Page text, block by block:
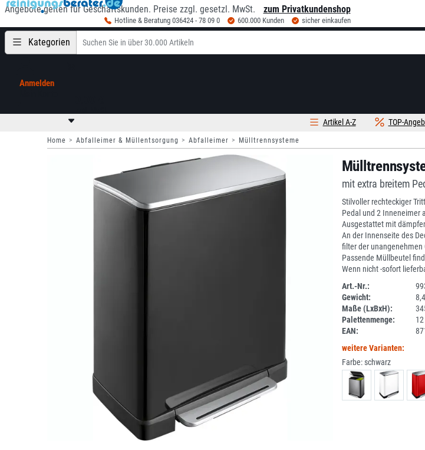
Angebote gelten für Geschäftskunden. Preise zzgl. gesetzl. MwSt. zum Privatkundenshop
Hotline & Beratung 036424 - 78 09 0 600.000 Kunden sicher einkaufen
Kategorien
Anmelden
TOP-
Artikel A-Z
Home Abfalleimer & Müllentsorgung Abfalleimer Mülltrennsysteme
mit extra breitem
Stilvoller rechteckiger
Pedal und 2 Inneneimer
Ausgestattet mit
An der Innenseite des
filter der unangenehmen
Passende Müllbeutel
Wenn nicht -sofort
Art.-Nr.:
Gewicht:
Maße (LxBxH):
Palettenmenge:
EAN:
weitere Varianten:
Farbe:schwarz